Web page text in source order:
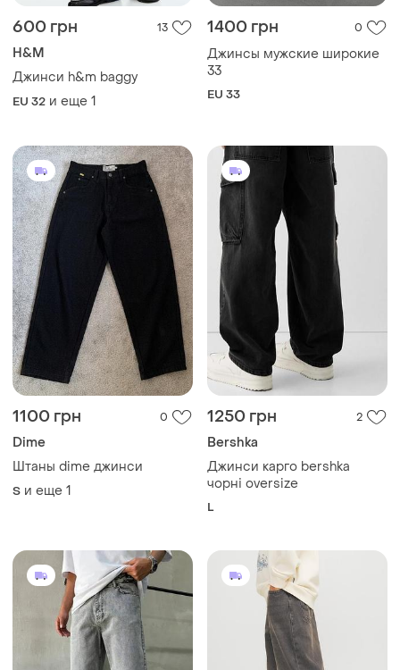
600 грн 13
H&M
Джинси h&m baggy
EU 32 и еще 1
1400 грн 0
Джинсы мужские широкие
33
EU 33
1100 грн 0
Dime
Штаны dime джинси
S и еще 1
1250 грн 2
Bershka
Джинси карго bershka
чорні oversize
L